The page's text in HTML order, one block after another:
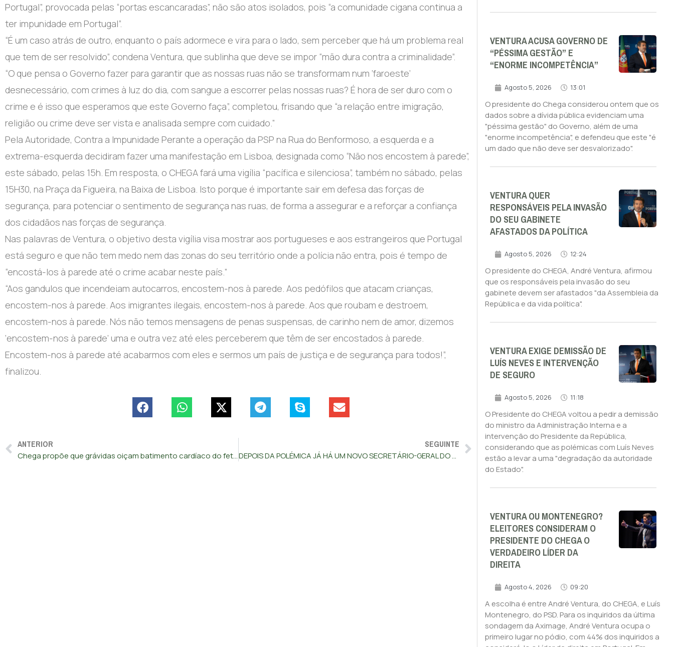
Portugal”, provocada pelas “portas escancaradas”, não são atos isolados, pois “a comunidade cigana continua a
ter impunidade em Portugal”.
“É um caso atrás de outro, enquanto o país adormece e vira para o lado, sem perceber que há um problema real
que tem de ser resolvido”, condena Ventura, que sublinha que deve se impor “mão dura contra a criminalidade”.
“O que pensa o Governo fazer para garantir que as nossas ruas não se transformam num ‘faroeste’
desnecessário, com crimes à luz do dia, com sangue a escorrer pelas nossas ruas? É hora de ser duro com o
crime e é isso que esperamos que este Governo faça”, completou, frisando que “a relação entre imigração,
religião ou crime deve ser vista e analisada sempre com cuidado.”
Pela Autoridade, Contra a Impunidade Perante a operação da PSP na Rua do Benformoso, a esquerda e a
extrema-esquerda decidiram fazer uma manifestação em Lisboa, designada como “Não nos encostem à parede”,
este sábado, pelas 15h. Em resposta, o CHEGA fará uma vigília “pacífica e silenciosa”, também no sábado, pelas
15H30, na Praça da Figueira, na Baixa de Lisboa. Isto porque é importante sair em defesa das forças de
segurança, para potenciar o sentimento de segurança nas ruas, de forma a assegurar e a reforçar a confiança
dos cidadãos nas forças de segurança.
Nas palavras de Ventura, o objetivo desta vigília visa mostrar aos portugueses e aos estrangeiros que Portugal
está seguro e que não tem medo nem das zonas do seu território onde a polícia não entra, pois é tempo de
“encostá-los à parede até o crime acabar neste país.”
“Aos gandulos que incendeiam autocarros, encostem-nos à parede. Aos pedófilos que atacam crianças,
encostem-nos à parede. Aos imigrantes ilegais, encostem-nos à parede. Aos que roubam e destroem,
encostem-nos à parede. Nós não temos mensagens de penas suspensas, de carinho nem de amor, dizemos
‘encostem-nos à parede’ uma e outra vez até eles perceberem que têm de ser encostados à parede.
Encostem-nos à parede até acabarmos com eles e sermos um país de justiça e de segurança para todos!”,
finalizou.
ANTERIOR
Chega propõe que grávidas oiçam batimento cardíaco do feto
SEGUINTE
DEPOIS DA POLÉMICA JÁ HÁ UM NOVO SECRETÁRIO-GERAL DO GOVERNO E TEM 70 ANOS
VENTURA ACUSA GOVERNO DE
“PÉSSIMA GESTÃO” E
“ENORME INCOMPETÊNCIA”
Agosto 5, 2026 13:01
O presidente do Chega considerou ontem que os
dados sobre a dívida pública evidenciam uma
"péssima gestão" do Governo, além de uma
"enorme incompetência", e defendeu que este "é
um dado que não deve ser desvalorizado".
VENTURA QUER
RESPONSÁVEIS PELA INVASÃO
DO SEU GABINETE
AFASTADOS DA POLÍTICA
Agosto 5, 2026 12:24
O presidente do CHEGA, André Ventura, afirmou
que os responsáveis pela invasão do seu
gabinete devem ser afastados "da Assembleia da
República e da vida política".
VENTURA EXIGE DEMISSÃO DE
LUÍS NEVES E INTERVENÇÃO
DE SEGURO
Agosto 5, 2026 11:18
O Presidente do CHEGA voltou a pedir a demissão
do ministro da Administração Interna e a
intervenção do Presidente da República,
considerando que as polémicas com Luís Neves
estão a levar a uma "degradação da autoridade
do Estado".
VENTURA OU MONTENEGRO?
ELEITORES CONSIDERAM O
PRESIDENTE DO CHEGA O
VERDADEIRO LÍDER DA
DIREITA
Agosto 4, 2026 09:20
A escolha é entre André Ventura, do CHEGA, e Luís
Montenegro, do PSD. Para os inquiridos da última
sondagem da Aximage, André Ventura ocupa o
primeiro lugar no pódio, com 44% dos inquiridos a